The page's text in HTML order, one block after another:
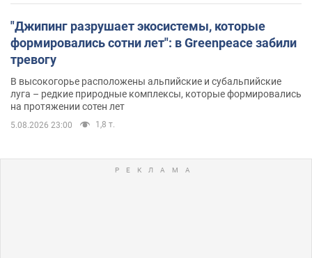
"Джипинг разрушает экосистемы, которые
формировались сотни лет": в Greenpeace забили
тревогу
В высокогорье расположены альпийские и субальпийские
луга – редкие природные комплексы, которые формировались
на протяжении сотен лет
5.08.2026 23:00 1,8 т.